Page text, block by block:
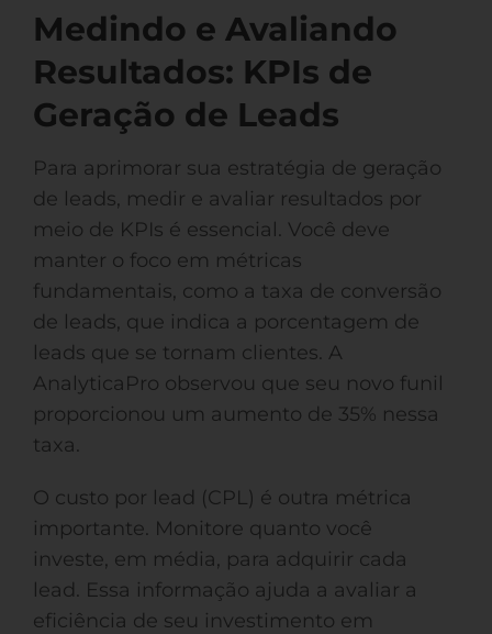
Medindo e Avaliando
Resultados: KPIs de
Geração de Leads
Para aprimorar sua estratégia de geração
de leads, medir e avaliar resultados por
meio de KPIs é essencial. Você deve
manter o foco em métricas
fundamentais, como a taxa de conversão
de leads, que indica a porcentagem de
leads que se tornam clientes. A
AnalyticaPro observou que seu novo funil
proporcionou um aumento de 35% nessa
taxa.
O custo por lead (CPL) é outra métrica
importante. Monitore quanto você
investe, em média, para adquirir cada
lead. Essa informação ajuda a avaliar a
eficiência de seu investimento em